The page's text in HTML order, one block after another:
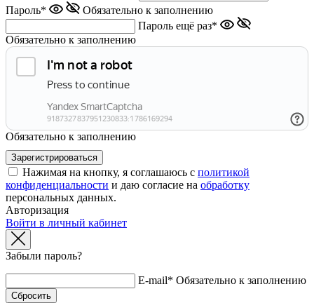
Пароль*
Обязательно к заполнению
Пароль ещё раз*
Обязательно к заполнению
Обязательно к заполнению
Нажимая на кнопку, я соглашаюсь с политикой
конфиденциальности и даю согласие на обработку
персональных данных.
Авторизация
Войти в личный кабинет
Забыли пароль?
E-mail* Обязательно к заполнению